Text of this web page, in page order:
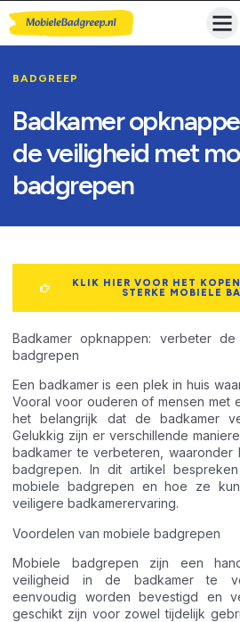
BADGREEP
Badkamer
de veiligheid met
badgrepen
KLIK HIER VOOR HET
STERKE MOBIELE
Badkamer opknappen: verbeter
badgrepen
Een badkamer is een plek in huis
Vooral voor ouderen of mensen met
het belangrijk dat de badkamer
Gelukkig zijn er verschillende
badkamer te verbeteren, waaronder
badgrepen. In dit artikel
mobiele badgrepen en hoe ze
veiligere badkamerervaring.
Voordelen van mobiele badgrepen
Mobiele badgrepen zijn een
veiligheid in de badkamer te
eenvoudig worden bevestigd en
geschikt zijn voor zowel tijdelijk